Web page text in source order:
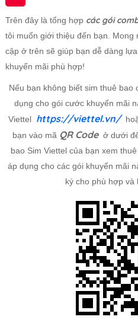
Trên đây là tổng hợp các gói
tôi muốn giới thiệu đến bạn.
cập ở trên sẽ giúp bạn dễ dàng
khuyến mãi phù hợp!
Nếu bạn không biết sim thuê
dụng cho gói cước khuyến mãi
Viettel https://viettel.vn/
bạn vào mã QR Codeở dưới để
bao Sim Viettel của bạn xem
áp dụng cho các gói khuyến mãi
ký cho phù hợp và